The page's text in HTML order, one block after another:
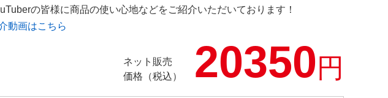
の皆様に商品の使い心地などをご紹介いただいております！
動画はこちら
ネット販売
価格（税込）
20350円